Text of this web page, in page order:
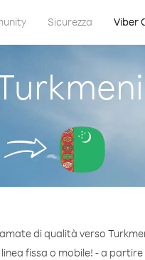
Sicurezza Viber
di qualità verso
fissa o mobile! - a partire